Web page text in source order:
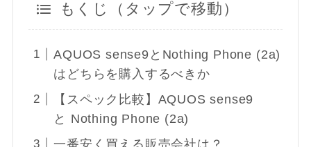
もくじ（タップで移動）
AQUOS sense9とNothing Phone (2a)
はどちらを購入するべきか
【スペック比較】AQUOS sense9
と Nothing Phone (2a)
一番安く買える販売会社は？